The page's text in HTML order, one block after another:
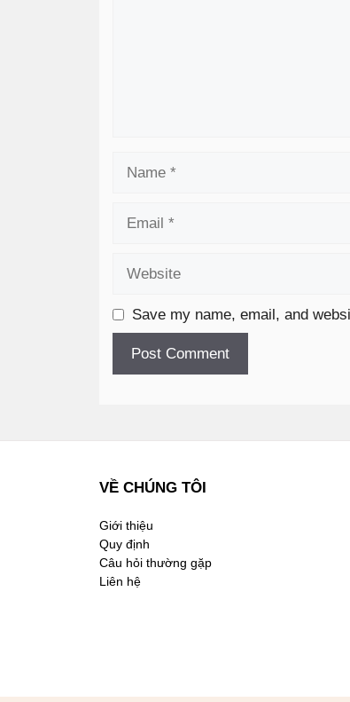
Save my name, email, and
VỀ CHÚNG TÔI
Giới thiệu
Quy định
Câu hỏi thường gặp
Liên hệ